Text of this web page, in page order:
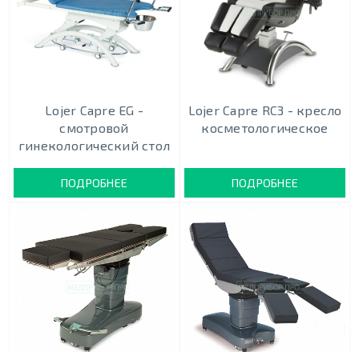
Lojer Capre EG -
смотровой
гинекологический стол
ПОДРОБНЕЕ
Lojer Capre RC3 - кресло
косметологическое
ПОДРОБНЕЕ